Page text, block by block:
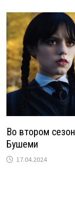
Во втором
Бушеми
17.04.2024